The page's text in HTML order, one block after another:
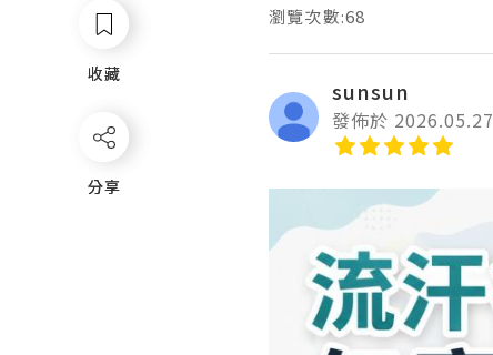
收藏
分享
瀏覽次數:68
sunsun
發佈於 2026.05.27
收藏
分享